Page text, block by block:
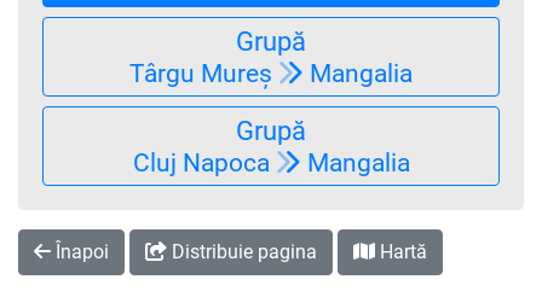
Grupă
Târgu Mureș Mangalia
Grupă
Cluj Napoca Mangalia
Înapoi Distribuie pagina Hartă